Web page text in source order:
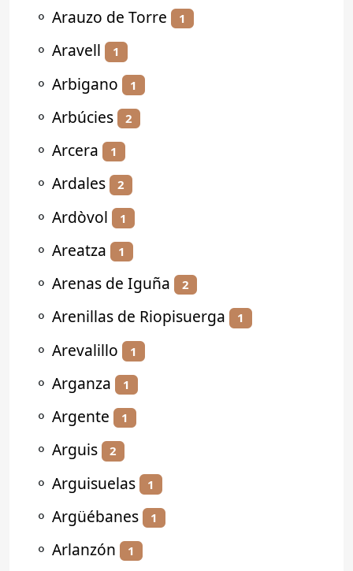
⚬ Arauzo de Torre 1
⚬ Aravell 1
⚬ Arbigano 1
⚬ Arbúcies 2
⚬ Arcera 1
⚬ Ardales 2
⚬ Ardòvol 1
⚬ Areatza 1
⚬ Arenas de Iguña 2
⚬ Arenillas de Riopisuerga 1
⚬ Arevalillo 1
⚬ Arganza 1
⚬ Argente 1
⚬ Arguis 2
⚬ Arguisuelas 1
⚬ Argüébanes 1
⚬ Arlanzón 1